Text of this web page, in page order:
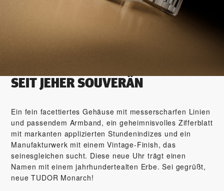
SEIT JEHER SOUVERÄN
Ein fein facettiertes Gehäuse mit messerscharfen Linien
und passendem Armband, ein geheimnisvolles Zifferblatt
mit markanten appli­zierten Stundenindizes und ein
Manufakturwerk mit einem Vintage-Finish, das
seinesgleichen sucht. Diese neue Uhr trägt einen
Namen mit einem jahrhundertealten Erbe. Sei gegrüßt,
neue TUDOR Monarch!